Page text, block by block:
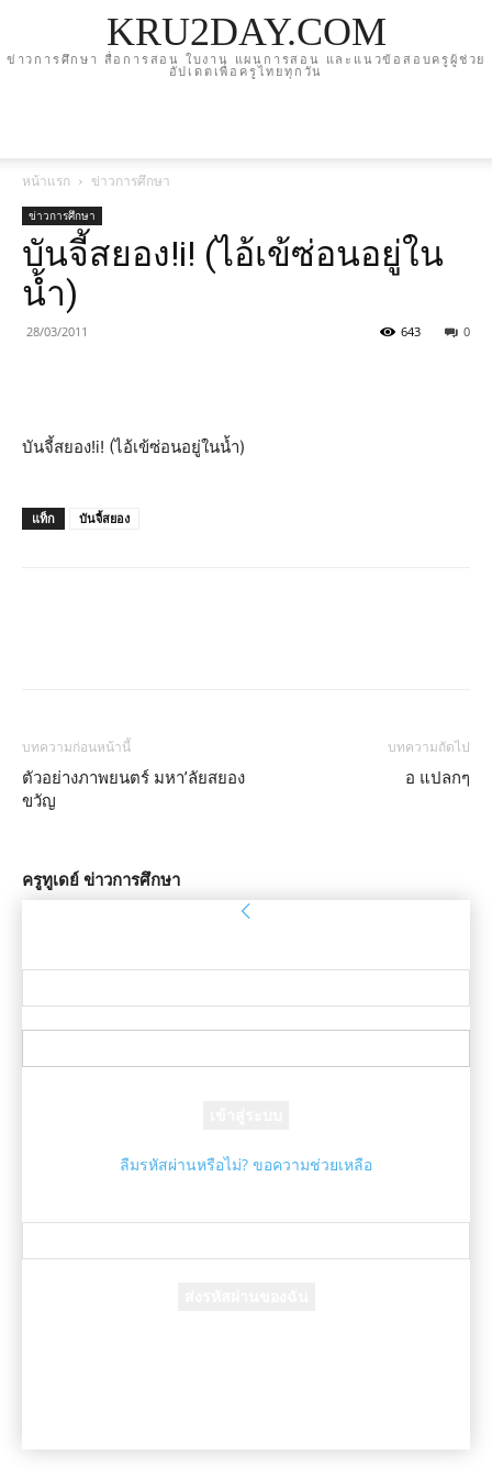
KRU2DAY.COM
ข่าวการศึกษา สื่อการสอน ใบงาน แผนการสอน และแนวข้อสอบครูผู้ช่วย
อัปเดตเพื่อครูไทยทุกวัน
หน้าแรก ข่าวการศึกษา
ข่าวการศึกษา
บันจี้สยอง!i! (ไอ้เข้ซ่อนอยู่ใน
น้ำ)
28/03/2011 0
643
บันจี้สยอง!i! (ไอ้เข้ซ่อนอยู่ในน้ำ)
แท็ก บันจี้สยอง
บทความก่อนหน้านี้
ตัวอย่างภาพยนตร์ มหา’ลัยสยอง
ขวัญ
บทความถัดไป
อ แปลกๆ
ครูทูเดย์ ข่าวการศึกษา
ลืมรหัสผ่านหรือไม่? ขอความช่วยเหลือ